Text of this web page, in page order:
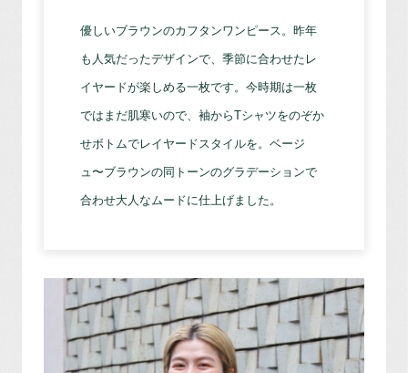
優しいブラウンのカフタンワンピース。昨年
も人気だったデザインで、季節に合わせたレ
イヤードが楽しめる一枚です。今時期は一枚
ではまだ肌寒いので、袖からTシャツをのぞか
せボトムでレイヤードスタイルを。ベージ
ュ〜ブラウンの同トーンのグラデーションで
合わせ大人なムードに仕上げました。